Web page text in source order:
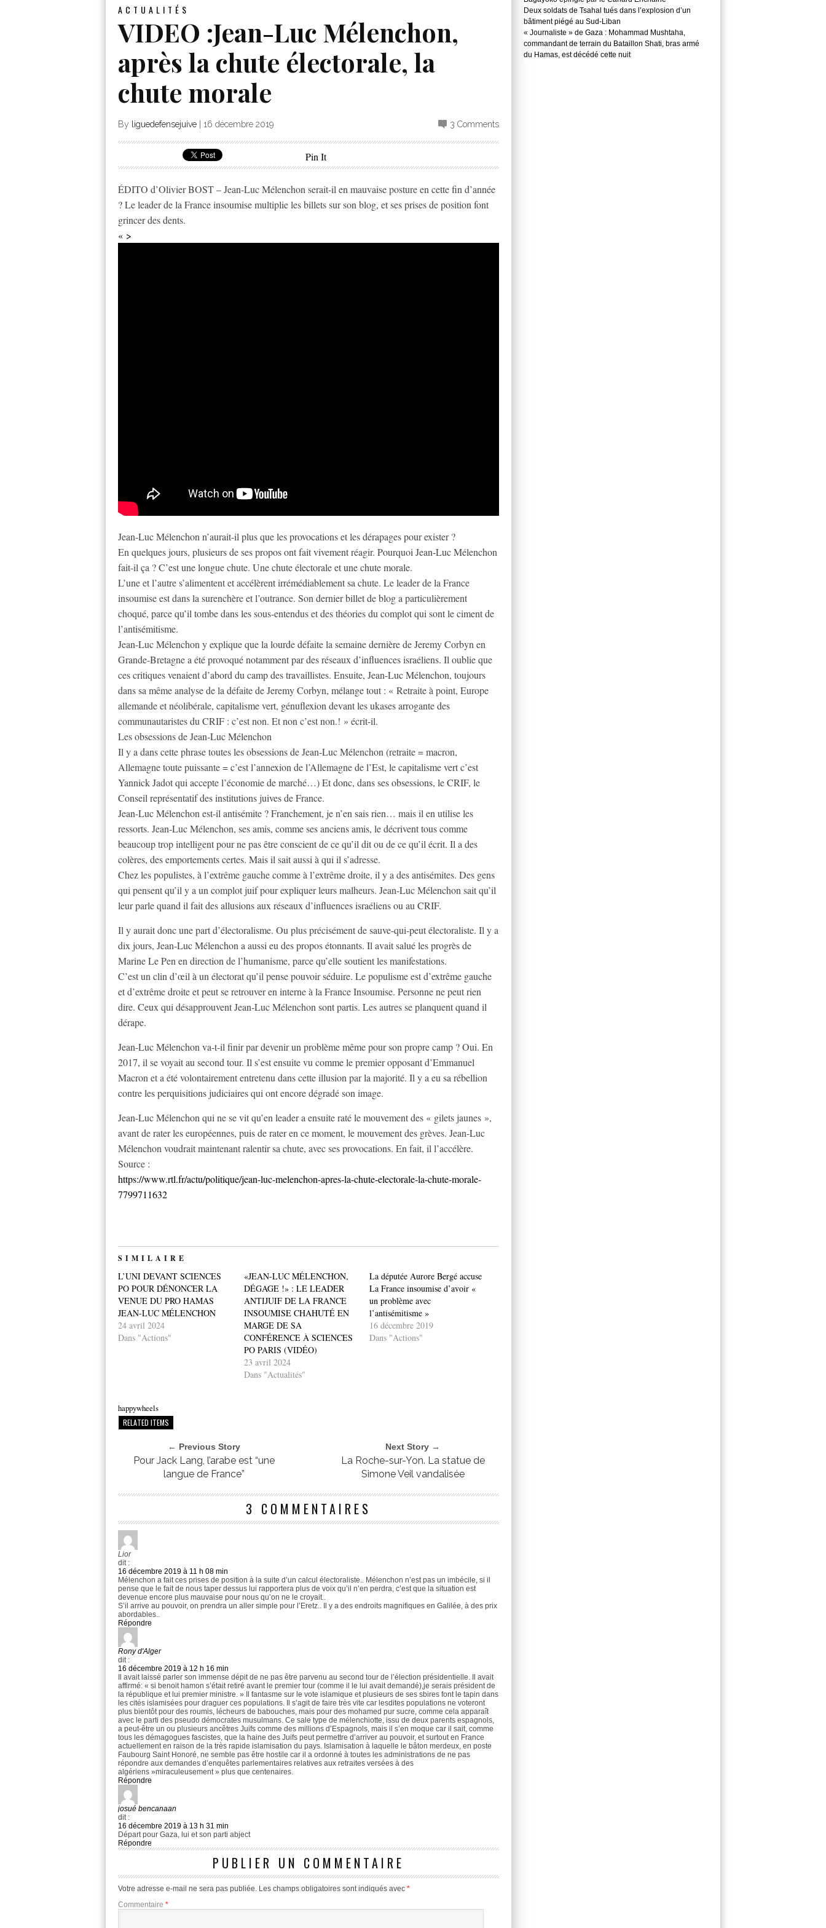
ACTUALITÉS
VIDEO :Jean-Luc Mélenchon,
après la chute électorale, la
chute morale
By liguedefensejuive 16 décembre 2019 3 Comments
Pin It
ÉDITO d’Olivier BOST – Jean-Luc Mélenchon serait-il en mauvaise posture en cette fin d’année
? Le leader de la France insoumise multiplie les billets sur son blog, et ses prises de position font
grincer des dents.
« >
Jean-Luc Mélenchon n’aurait-il plus que les provocations et les dérapages pour exister ?
En quelques jours, plusieurs de ses propos ont fait vivement réagir. Pourquoi Jean-Luc Mélenchon
fait-il ça ? C’est une longue chute. Une chute électorale et une chute morale.
L’une et l’autre s’alimentent et accélèrent irrémédiablement sa chute. Le leader de la France
insoumise est dans la surenchère et l’outrance. Son dernier billet de blog a particulièrement
choqué, parce qu’il tombe dans les sous-entendus et des théories du complot qui sont le ciment de
l’antisémitisme.
Jean-Luc Mélenchon y explique que la lourde défaite la semaine dernière de Jeremy Corbyn en
Grande-Bretagne a été provoqué notamment par des réseaux d’influences israéliens. Il oublie que
ces critiques venaient d’abord du camp des travaillistes. Ensuite, Jean-Luc Mélenchon, toujours
dans sa même analyse de la défaite de Jeremy Corbyn, mélange tout : « Retraite à point, Europe
allemande et néolibérale, capitalisme vert, génuflexion devant les ukases arrogante des
communautaristes du CRIF : c’est non. Et non c’est non.! » écrit-il.
Les obsessions de Jean-Luc Mélenchon
Il y a dans cette phrase toutes les obsessions de Jean-Luc Mélenchon (retraite = macron,
Allemagne toute puissante = c’est l’annexion de l’Allemagne de l’Est, le capitalisme vert c’est
Yannick Jadot qui accepte l’économie de marché…) Et donc, dans ses obsessions, le CRIF, le
Conseil représentatif des institutions juives de France.
Jean-Luc Mélenchon est-il antisémite ? Franchement, je n’en sais rien… mais il en utilise les
ressorts. Jean-Luc Mélenchon, ses amis, comme ses anciens amis, le décrivent tous comme
beaucoup trop intelligent pour ne pas être conscient de ce qu’il dit ou de ce qu’il écrit. Il a des
colères, des emportements certes. Mais il sait aussi à qui il s’adresse.
Chez les populistes, à l’extrême gauche comme à l’extrême droite, il y a des antisémites. Des gens
qui pensent qu’il y a un complot juif pour expliquer leurs malheurs. Jean-Luc Mélenchon sait qu’il
leur parle quand il fait des allusions aux réseaux d’influences israéliens ou au CRIF.
Il y aurait donc une part d’électoralisme. Ou plus précisément de sauve-qui-peut électoraliste. Il y a
dix jours, Jean-Luc Mélenchon a aussi eu des propos étonnants. Il avait salué les progrès de
Marine Le Pen en direction de l’humanisme, parce qu’elle soutient les manifestations.
C’est un clin d’œil à un électorat qu’il pense pouvoir séduire. Le populisme est d’extrême gauche
et d’extrême droite et peut se retrouver en interne à la France Insoumise. Personne ne peut rien
dire. Ceux qui désapprouvent Jean-Luc Mélenchon sont partis. Les autres se planquent quand il
dérape.
Jean-Luc Mélenchon va-t-il finir par devenir un problème même pour son propre camp ? Oui. En
2017, il se voyait au second tour. Il s’est ensuite vu comme le premier opposant d’Emmanuel
Macron et a été volontairement entretenu dans cette illusion par la majorité. Il y a eu sa rébellion
contre les perquisitions judiciaires qui ont encore dégradé son image.
Jean-Luc Mélenchon qui ne se vit qu’en leader a ensuite raté le mouvement des « gilets jaunes »,
avant de rater les européennes, puis de rater en ce moment, le mouvement des grèves. Jean-Luc
Mélenchon voudrait maintenant ralentir sa chute, avec ses provocations. En fait, il l’accélère.
Source :
https://www.rtl.fr/actu/politique/jean-luc-melenchon-apres-la-chute-electorale-la-chute-morale-
7799711632
SIMILAIRE
L’UNI DEVANT SCIENCES
PO POUR DÉNONCER LA
VENUE DU PRO HAMAS
JEAN-LUC MÉLENCHON
24 avril 2024
Dans "Actions"
«JEAN-LUC MÉLENCHON,
DÉGAGE !» : LE LEADER
ANTIJUIF DE LA FRANCE
INSOUMISE CHAHUTÉ EN
MARGE DE SA
CONFÉRENCE À SCIENCES
PO PARIS (VIDÉO)
23 avril 2024
Dans "Actualités"
La députée Aurore Bergé accuse
La France insoumise d’avoir «
un problème avec
l’antisémitisme »
16 décembre 2019
Dans "Actions"
happywheels
RELATED ITEMS
← Previous Story
Pour Jack Lang, l’arabe est “une
langue de France”
Next Story →
La Roche-sur-Yon. La statue de
Simone Veil vandalisée
3 COMMENTAIRES
Lior
dit :
16 décembre 2019 à 11 h 08 min
Mélenchon a fait ces prises de position à la suite d’un calcul électoraliste.. Mélenchon n’est pas un imbécile, si il
pense que le fait de nous taper dessus lui rapportera plus de voix qu’il n’en perdra, c’est que la situation est
devenue encore plus mauvaise pour nous qu’on ne le croyait..
S’il arrive au pouvoir, on prendra un aller simple pour l’Eretz.. Il y a des endroits magnifiques en Galilée, à des prix
abordables..
Répondre
Rony d'Alger
dit :
16 décembre 2019 à 12 h 16 min
Il avait laissé parler son immense dépit de ne pas être parvenu au second tour de l’élection présidentielle. Il avait
affirmé: « si benoit hamon s’était retiré avant le premier tour (comme il le lui avait demandé),je serais président de
la république et lui premier ministre. » Il fantasme sur le vote islamique et plusieurs de ses sbires font le tapin dans
les cités islamisées pour draguer ces populations. Il s’agit de faire très vite car lesdites populations ne voteront
plus bientôt pour des roumis, lécheurs de babouches, mais pour des mohamed pur sucre, comme cela apparaît
avec le parti des pseudo démocrates musulmans. Ce sale type de mélenchiotte, issu de deux parents espagnols,
a peut-être un ou plusieurs ancêtres Juifs comme des millions d’Espagnols, mais il s’en moque car il sait, comme
tous les démagogues fascistes, que la haine des Juifs peut permettre d’arriver au pouvoir, et surtout en France
actuellement en raison de la très rapide islamisation du pays. Islamisation à laquelle le bâton merdeux, en poste
Faubourg Saint Honoré, ne semble pas être hostile car il a ordonné à toutes les administrations de ne pas
répondre aux demandes d’enquêtes parlementaires relatives aux retraites versées à des
algériens »miraculeusement » plus que centenaires.
Répondre
josué bencanaan
dit :
16 décembre 2019 à 13 h 31 min
Départ pour Gaza, lui et son parti abject
Répondre
PUBLIER UN COMMENTAIRE
Votre adresse e-mail ne sera pas publiée. Les champs obligatoires sont indiqués avec *
Commentaire *
Deux soldats de Tsahal tués dans l’explosion d’un
bâtiment piégé au Sud-Liban
« Journaliste » de Gaza : Mohammad Mushtaha,
commandant de terrain du Bataillon Shati, bras armé
du Hamas, est décédé cette nuit